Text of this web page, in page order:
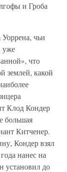
и Гроба
чьи
уже
что
землей, какой
Клод Кондер
большая
Китченер.
Кондер взял
нанес на
установил до